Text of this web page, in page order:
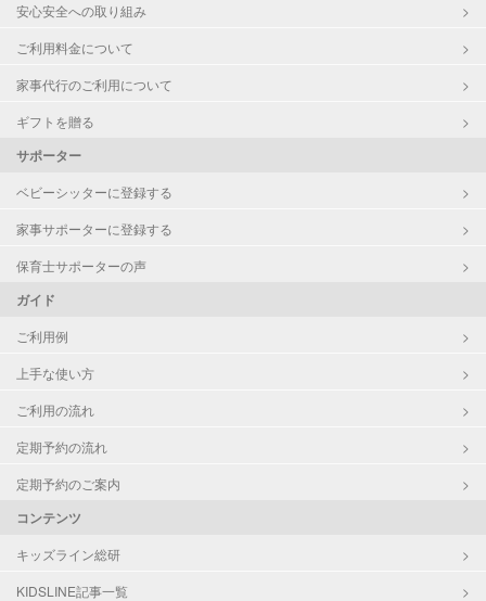
安心安全への取り組み
ご利用料金について
家事代行のご利用について
ギフトを贈る
サポーター
ベビーシッターに登録する
家事サポーターに登録する
保育士サポーターの声
ガイド
ご利用例
上手な使い方
ご利用の流れ
定期予約の流れ
定期予約のご案内
コンテンツ
キッズライン総研
KIDSLINE記事一覧